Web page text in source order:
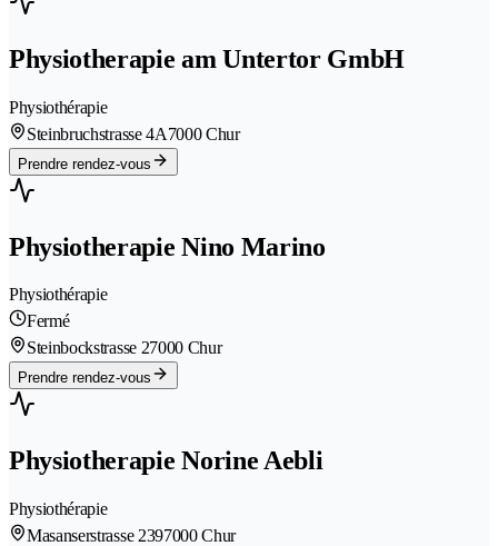
Physiotherapie am Untertor GmbH
Physiothérapie
Steinbruchstrasse 4A7000 Chur
Prendre rendez-vous
Physiotherapie Nino Marino
Physiothérapie
Fermé
Steinbockstrasse 27000 Chur
Prendre rendez-vous
Physiotherapie Norine Aebli
Physiothérapie
Masanserstrasse 2397000 Chur